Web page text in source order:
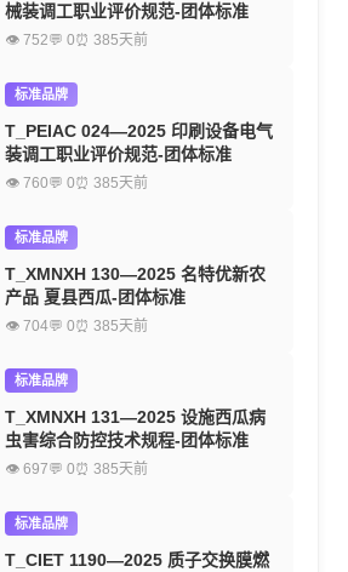
械装调工职业评价规范-团体标准
👁 752💬 0⏰ 385天前
标准品牌
T_PEIAC 024—2025 印刷设备电气
装调工职业评价规范-团体标准
👁 760💬 0⏰ 385天前
标准品牌
T_XMNXH 130—2025 名特优新农
产品 夏县西瓜-团体标准
👁 704💬 0⏰ 385天前
标准品牌
T_XMNXH 131—2025 设施西瓜病
虫害综合防控技术规程-团体标准
👁 697💬 0⏰ 385天前
标准品牌
T_CIET 1190—2025 质子交换膜燃